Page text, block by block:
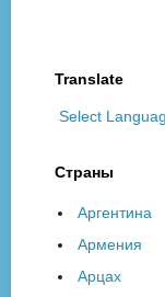
Translate
Select
Страны
Аргентина
Армения
Арцах